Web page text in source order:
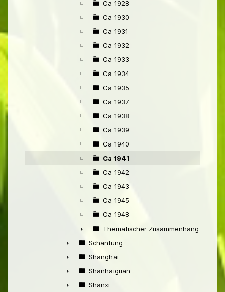
Ca 1928
Ca 1930
Ca 1931
Ca 1932
Ca 1933
Ca 1934
Ca 1935
Ca 1937
Ca 1938
Ca 1939
Ca 1940
Ca 1941
Ca 1942
Ca 1943
Ca 1945
Ca 1948
►
Thematischer Zusammenhang mit
►
Schantung
►
Shanghai
►
Shanhaiguan
Shanxi